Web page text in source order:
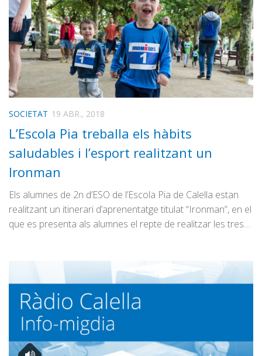
SOCIETAT 19 ABR., 2018
L’Escola Pia treballa els hàbits
saludables i l’esport realitzant un
Ironman
Els alumnes de 2n d’ESO de l’Escola Pia de Calella estan
realitzant un itinerari d’aprenentatge titulat “Ironman”, en el
que es presenta als alumnes el repte de realitzar les tres…